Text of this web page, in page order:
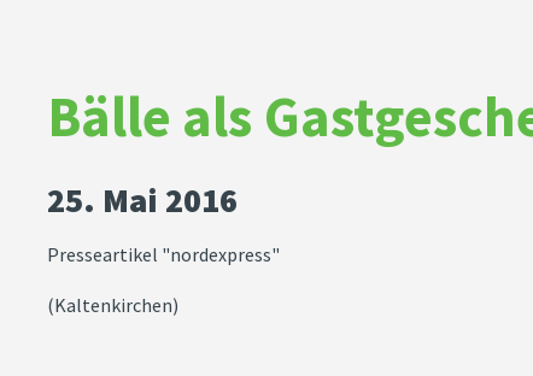
Bälle als
25. Mai 2016
Presseartikel "nordexpress"
(Kaltenkirchen)